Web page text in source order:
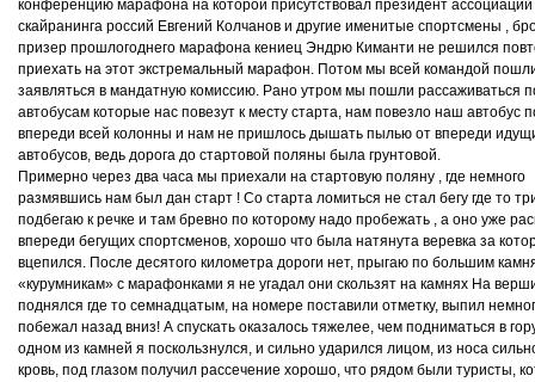
конференцию марафона на которой присутствовал президент ассоциаций
скайранинга россий Евгений Колчанов и другие именитые спортсмены ,
призер прошлогоднего марафона кениец Эндрю Киманти не решился
приехать на этот экстремальный марафон. Потом мы всей командой
заявляться в мандатную комиссию. Рано утром мы пошли рассаживаться
автобусам которые нас повезут к месту старта, нам повезло наш автобус
впереди всей колонны и нам не пришлось дышать пылью от впереди
автобусов, ведь дорога до стартовой поляны была грунтовой.
Примерно через два часа мы приехали на стартовую поляну , где немного
размявшись нам был дан старт ! Со старта ломиться не стал бегу где то
подбегаю к речке и там бревно по которому надо пробежать , а оно уже
впереди бегущих спортсменов, хорошо что была натянута веревка за
вцепился. После десятого километра дороги нет, прыгаю по большим
«курумникам» с марафонками я не угадал они скользят на камнях На
поднялся где то семнадцатым, на номере поставили отметку, выпил
побежал назад вниз! А спускать оказалось тяжелее, чем подниматься в
одном из камней я поскользнулся, и сильно ударился лицом, из носа
кровь, под глазом получил рассечение хорошо, что рядом были туристы,